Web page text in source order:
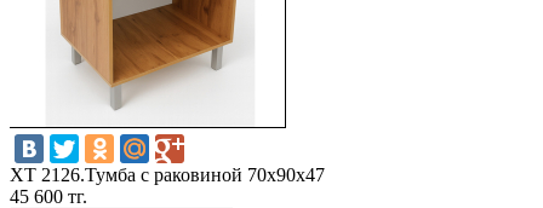
ХТ 2126.Тумба с раковиной 70x90x47
45 600 тг.